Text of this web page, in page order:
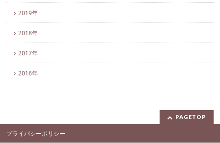
2019年
2018年
2017年
2016年
PAGETOP
プライバシーポリシー